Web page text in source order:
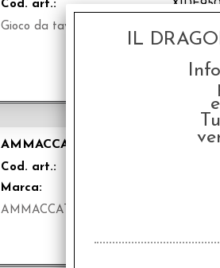
Cod. art.:
Gioco da tavolo in inglese
AMMACCATO - GUILDS OF
Cod. art.:
Marca:
AMMACCATO - Gioco da tavolo in
IL